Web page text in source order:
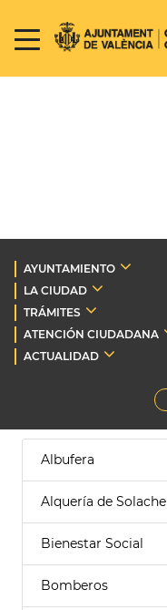
AYUNTAMIENTO
LA CIUDAD
TRÁMITES
ATENCIÓN CIUDADANA
ACTUALIDAD
Albufera
Alquería de Solache
Bienestar Social
Bomberos